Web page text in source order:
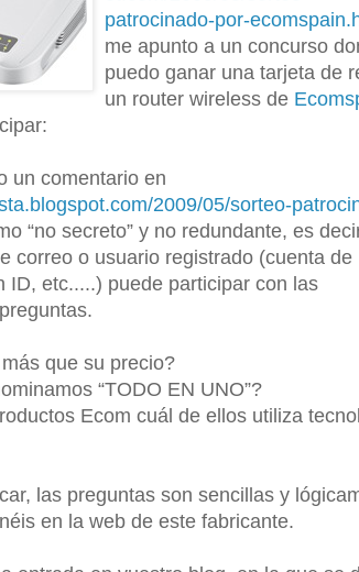
patrocinado-por-
me apunto a un concurso
puedo ganar una tarjeta de
un router wireless de
un comentario en
2009/05/sorteo-
“no secreto” y no redundante, es
correo o usuario registrado (cuenta de
ID, etc.....) puede participar con las
que su precio?
“TODO EN UNO”?
Ecom cuál de ellos utiliza
las preguntas son sencillas y
en la web de este fabricante.